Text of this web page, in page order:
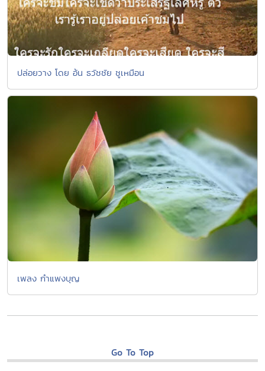
ปล่อยวาง โดย อ้น ธวัชชัย ชูเหมือน
เพลง กำแพงบุญ
Go To Top